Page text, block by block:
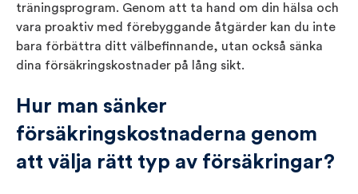
träningsprogram. Genom att ta hand om din hälsa och
vara proaktiv med förebyggande åtgärder kan du inte
bara förbättra ditt välbefinnande, utan också sänka
dina försäkringskostnader på lång sikt.
Hur man sänker
försäkringskostnaderna genom
att välja rätt typ av försäkringar?